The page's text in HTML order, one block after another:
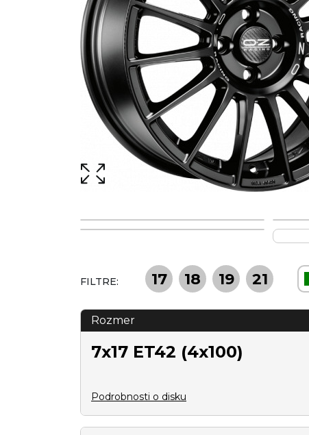
FILTRE: 17 18 19 21
Rozmer
7x17 ET42 (4x100)
Podrobnosti o disku